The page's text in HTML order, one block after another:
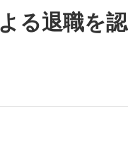
る退職を